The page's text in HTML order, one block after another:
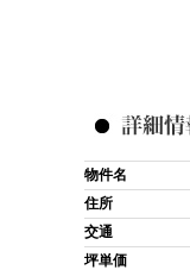
物件名
住所
交通
坪単価